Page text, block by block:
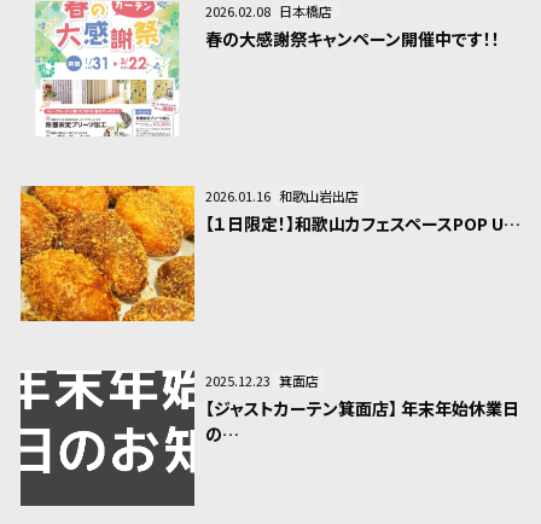
2026.02.08 日本橋店
春の大感謝祭キャンペーン開催中です！！
2026.01.16 和歌山岩出店
【１日限定！】和歌山カフェスペースPOP U…
2025.12.23 箕面店
【ジャストカーテン箕面店】 年末年始休業日
の…